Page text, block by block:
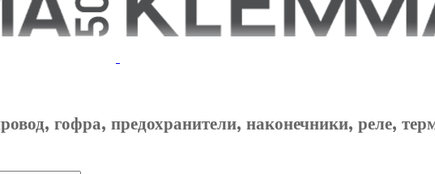
гофра, предохранители, наконечники, реле,